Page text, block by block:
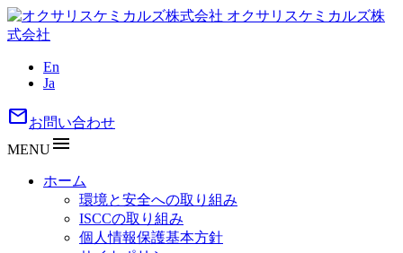
オクサリスケミカルズ株
式会社
En
Ja
mailお問い合わせ
MENUmenu
ホーム
環境と安全への取り組み
ISCCの取り組み
個人情報保護基本方針